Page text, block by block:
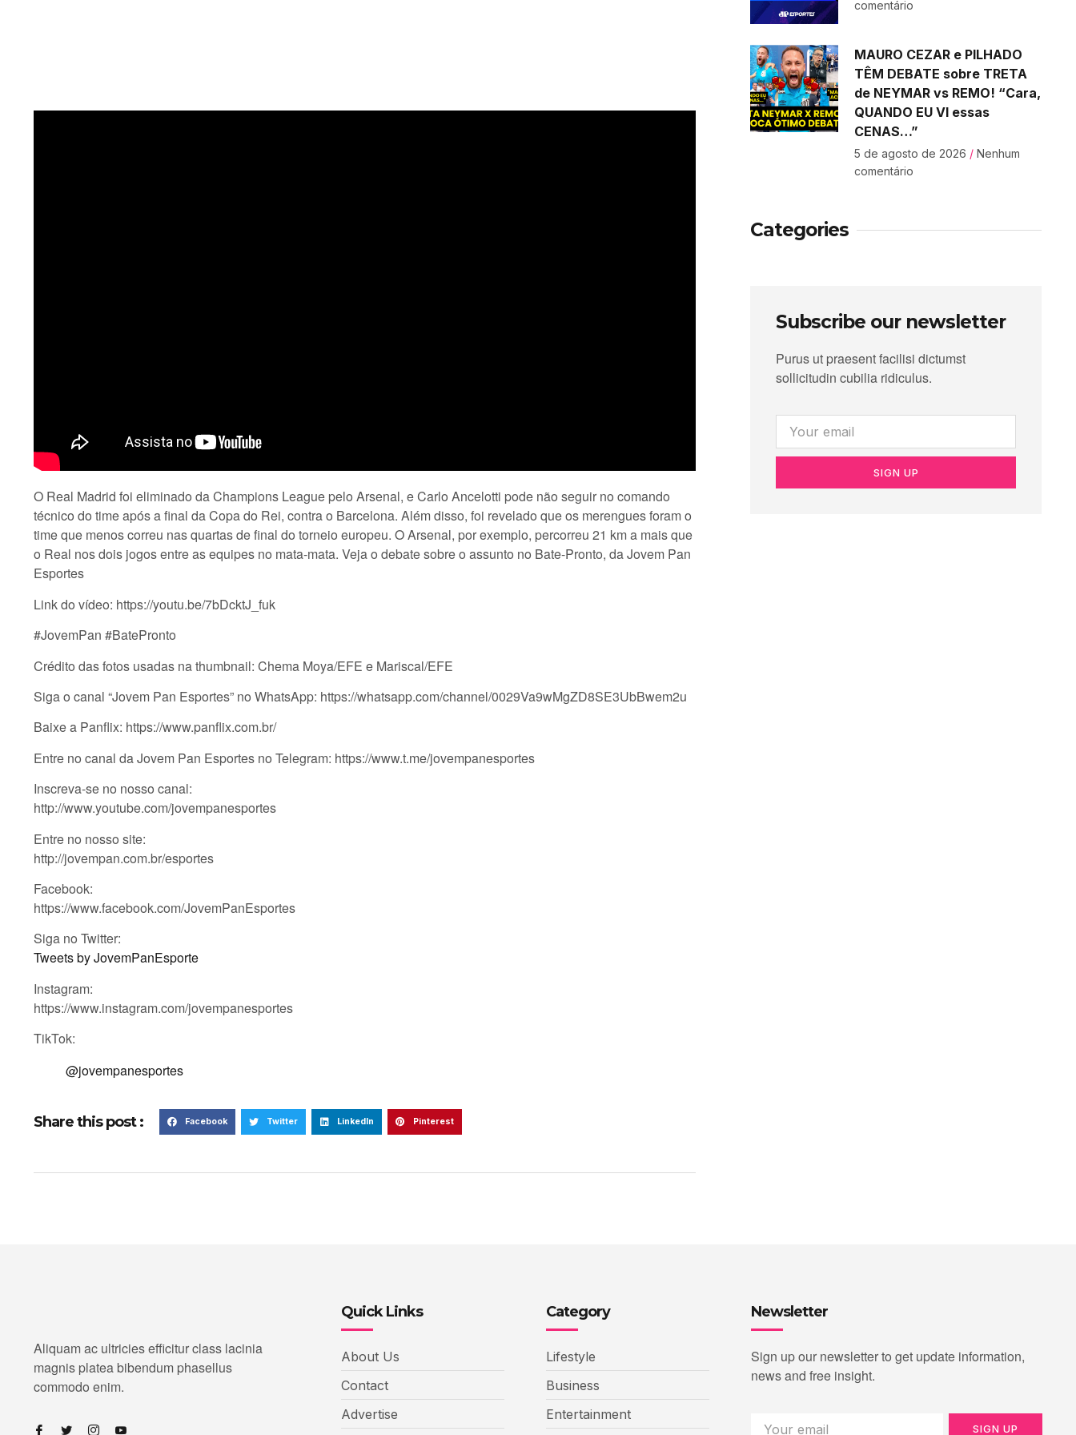
O Real Madrid foi eliminado da Champions League pelo Arsenal, e Carlo Ancelotti pode não seguir no comando
técnico do time após a final da Copa do Rei, contra o Barcelona. Além disso, foi revelado que os merengues foram o
time que menos correu nas quartas de final do torneio europeu. O Arsenal, por exemplo, percorreu 21 km a mais que
o Real nos dois jogos entre as equipes no mata-mata. Veja o debate sobre o assunto no Bate-Pronto, da Jovem Pan
Esportes
Link do vídeo: https://youtu.be/7bDcktJ_fuk
#JovemPan #BatePronto
Crédito das fotos usadas na thumbnail: Chema Moya/EFE e Mariscal/EFE
Siga o canal “Jovem Pan Esportes” no WhatsApp: https://whatsapp.com/channel/0029Va9wMgZD8SE3UbBwem2u
Baixe a Panflix: https://www.panflix.com.br/
Entre no canal da Jovem Pan Esportes no Telegram: https://www.t.me/jovempanesportes
Inscreva-se no nosso canal:
http://www.youtube.com/jovempanesportes
Entre no nosso site:
http://jovempan.com.br/esportes
Facebook:
https://www.facebook.com/JovemPanEsportes
Siga no Twitter:
Tweets by JovemPanEsporte
Instagram:
https://www.instagram.com/jovempanesportes
TikTok:
@jovempanesportes
Share this post : Facebook Twitter LinkedIn Pinterest
comentário
MAURO CEZAR e PILHADO
TÊM DEBATE sobre TRETA
de NEYMAR vs REMO! “Cara,
QUANDO EU VI essas
CENAS…”
5 de agosto de 2026 Nenhum
comentário
Categories
Subscribe our newsletter
Purus ut praesent facilisi dictumst
sollicitudin cubilia ridiculus.
SIGN UP
Aliquam ac ultricies efficitur class lacinia
magnis platea bibendum phasellus
commodo enim.
Quick Links
About Us
Contact
Advertise
Category
Lifestyle
Business
Entertainment
Newsletter
Sign up our newsletter to get update information,
news and free insight.
SIGN UP